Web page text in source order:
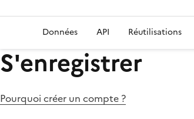
Données API Réutilisations
S'enregistrer
Pourquoi créer un compte ?